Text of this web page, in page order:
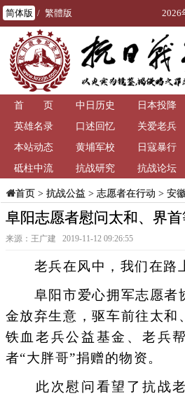
简体版 / 繁體版 2026
首 页 中日历史 日本投降
英雄名录
口述回忆 关爱老兵
本站动态
黄埔军校 日寇暴行
砥柱中流
抗战研究 抗战论坛
首页> 抗战公益 > 志愿者在行动 > 安
阜阳志愿者慰问太和、界
来源：王广建 2019-11-12 09:26:55
老兵在风中，我们在路
阜阳市爱心拥军志愿者
金放弃生意，驱车前往太和
铁血老兵公益基金、老兵
者“大胖哥”捐赠的物资。
此次慰问看望了抗战老